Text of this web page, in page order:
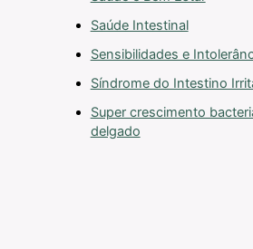
Saúde Intestinal
Sensibilidades e
Síndrome do Intestino
Super crescimento
delgado